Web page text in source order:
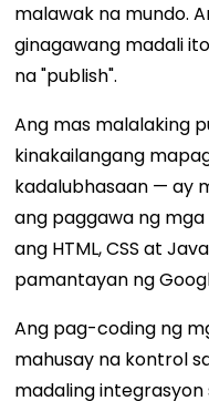
malawak na mundo.
ginagawang madali
na "publish".
Ang mas malalaking
kinakailangang
kadalubhasaan — ay
ang paggawa ng
ang HTML, CSS at
pamantayan ng
Ang pag-coding ng
mahusay na kontrol
madaling integrasyon